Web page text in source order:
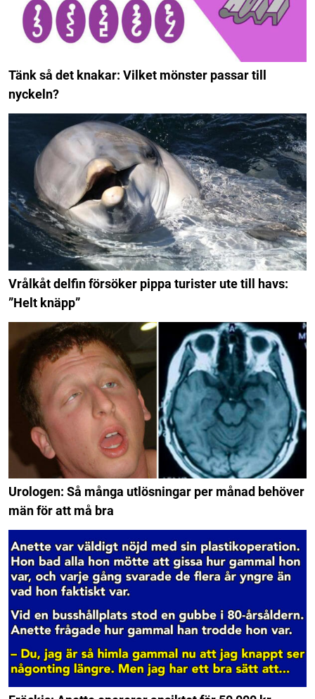
Tänk så det knakar: Vilket mönster passar till
nyckeln?
Vrålkåt delfin försöker pippa turister ute till havs:
”Helt knäpp”
Urologen: Så många utlösningar per månad behöver
män för att må bra